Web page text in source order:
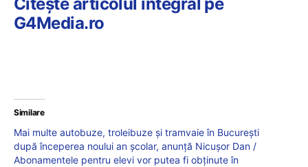
G4Media.ro
Similare
Mai multe autobuze, troleibuze și tramvaie în București
după începerea noului an școlar, anunță Nicușor Dan /
Abonamentele pentru elevi vor putea fi obținute în